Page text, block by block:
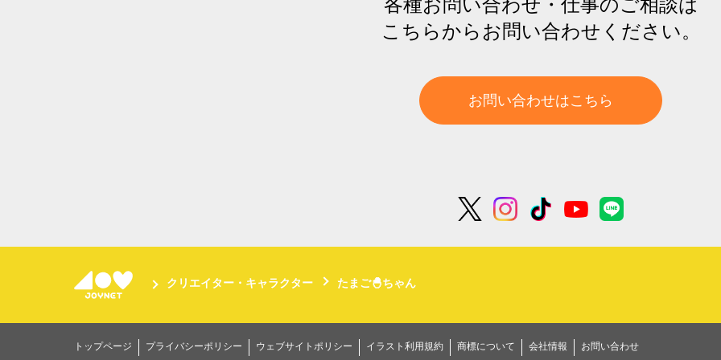
こちらからお問い合わせください。
お問い合わせはこちら
クリエイター・キャラクター たまご🐣ちゃん
トップページ プライバシーポリシー ウェブサイトポリシー イラスト利用規約 商標について 会社情報 お問い合わせ